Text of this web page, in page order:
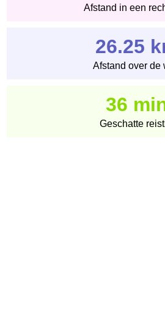
Afstand in een
26.25
Afstand over de
36
Geschatte